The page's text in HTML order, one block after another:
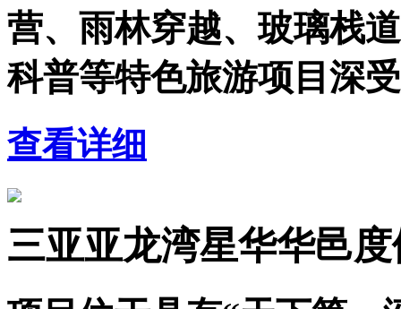
营、雨林穿越、玻璃栈
科普等特色旅游项目深
查看详细
三亚亚龙湾星华华邑